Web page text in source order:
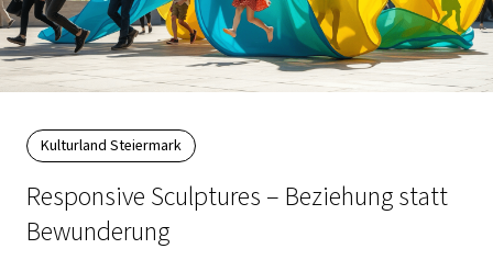
Kulturland Steiermark
Responsive Sculptures – Beziehung statt
Bewunderung